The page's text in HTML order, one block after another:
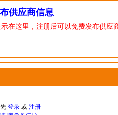
供应商信息
在这里，注册后可以免费发布供应
登录或 注册